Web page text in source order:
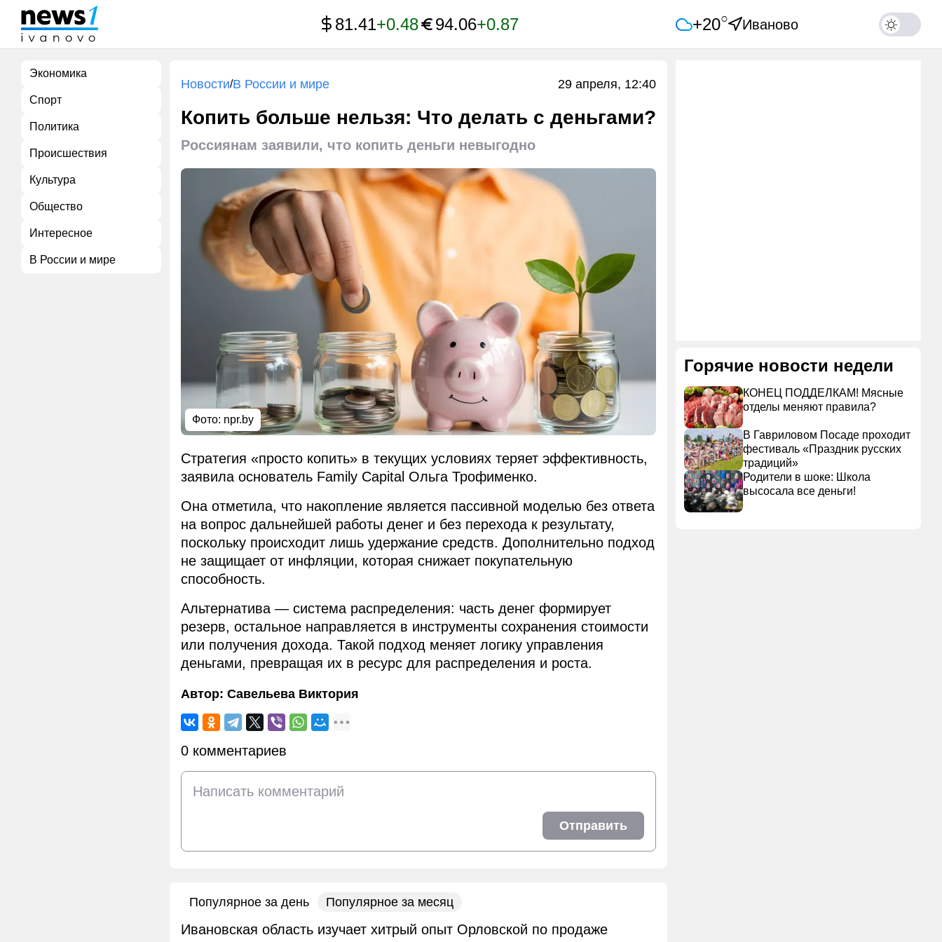
81.41+0.48 94.06+0.87 +20○ Иваново
Экономика
Спорт
Политика
Происшествия
Культура
Общество
Интересное
В России и мире
Новости/В России и мире 29 апреля, 12:40
Копить больше нельзя: Что делать с деньгами?
Россиянам заявили, что копить деньги невыгодно
Фото: npr.by
Стратегия «просто копить» в текущих условиях теряет эффективность,
заявила основатель Family Capital Ольга Трофименко.
Она отметила, что накопление является пассивной моделью без ответа
на вопрос дальнейшей работы денег и без перехода к результату,
поскольку происходит лишь удержание средств. Дополнительно подход
не защищает от инфляции, которая снижает покупательную
способность.
Альтернатива — система распределения: часть денег формирует
резерв, остальное направляется в инструменты сохранения стоимости
или получения дохода. Такой подход меняет логику управления
деньгами, превращая их в ресурс для распределения и роста.
Автор: Савельева Виктория
0 комментариев
Отправить
Популярное за день Популярное за месяц
Ивановская область изучает хитрый опыт Орловской по продаже
Горячие новости недели
КОНЕЦ ПОДДЕЛКАМ! Мясные
отделы меняют правила?
В Гавриловом Посаде проходит
фестиваль «Праздник русских
традиций»
Родители в шоке: Школа
высосала все деньги!